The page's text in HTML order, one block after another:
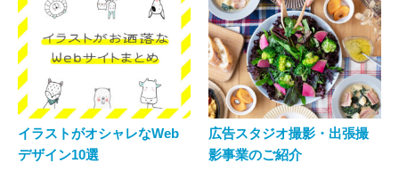
イラストがオシャレなWeb
デザイン10選
広告スタジオ撮影・出張撮
影事業のご紹介